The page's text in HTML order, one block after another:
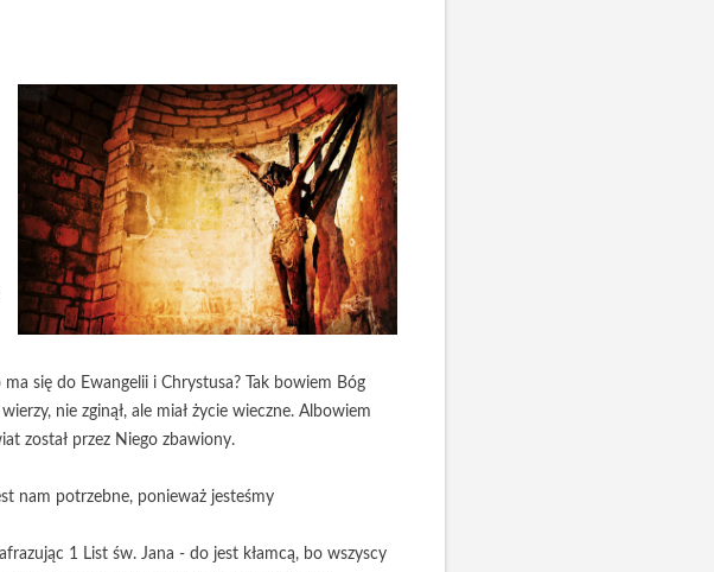
się do Ewangelii i Chrystusa? Tak bowiem Bóg
nie zginął, ale miał życie wieczne. Albowiem
został przez Niego zbawiony.
nam potrzebne, ponieważ jesteśmy
1 List św. Jana - do jest kłamcą, bo wszyscy